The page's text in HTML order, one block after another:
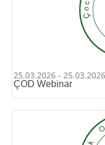
25.03.2026 - 25.03.2026
ÇOD Webinar